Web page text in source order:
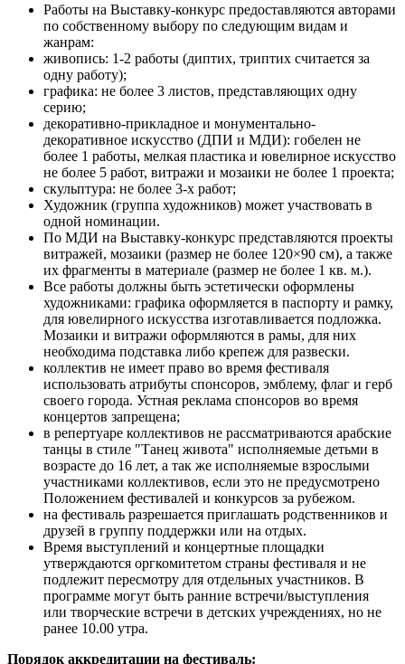
Работы на Выставку-конкурс предоставляются авторами
по собственному выбору по следующим видам и
жанрам:
живопись: 1-2 работы (диптих, триптих считается за
одну работу);
графика: не более 3 листов, представляющих одну
серию;
декоративно-прикладное и монументально-
декоративное искусство (ДПИ и МДИ): гобелен не
более 1 работы, мелкая пластика и ювелирное искусство
не более 5 работ, витражи и мозаики не более 1 проекта;
скульптура: не более 3-х работ;
Художник (группа художников) может участвовать в
одной номинации.
По МДИ на Выставку-конкурс представляются проекты
витражей, мозаики (размер не более 120×90 см), а также
их фрагменты в материале (размер не более 1 кв. м.).
Все работы должны быть эстетически оформлены
художниками: графика оформляется в паспорту и рамку,
для ювелирного искусства изготавливается подложка.
Мозаики и витражи оформляются в рамы, для них
необходима подставка либо крепеж для развески.
коллектив не имеет право во время фестиваля
использовать атрибуты спонсоров, эмблему, флаг и герб
своего города. Устная реклама спонсоров во время
концертов запрещена;
в репертуаре коллективов не рассматриваются арабские
танцы в стиле "Танец живота" исполняемые детьми в
возрасте до 16 лет, а так же исполняемые взрослыми
участниками коллективов, если это не предусмотрено
Положением фестивалей и конкурсов за рубежом.
на фестиваль разрешается приглашать родственников и
друзей в группу поддержки или на отдых.
Время выступлений и концертные площадки
утверждаются оргкомитетом страны фестиваля и не
подлежит пересмотру для отдельных участников. В
программе могут быть ранние встречи/выступления
или творческие встречи в детских учреждениях, но не
ранее 10.00 утра.
Порядок аккредитации на фестиваль: